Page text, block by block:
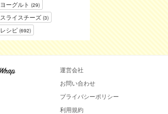
ヨーグルト (29)
スライスチーズ (3)
レシピ (692)
運営会社
お問い合わせ
プライバシーポリシー
利用規約